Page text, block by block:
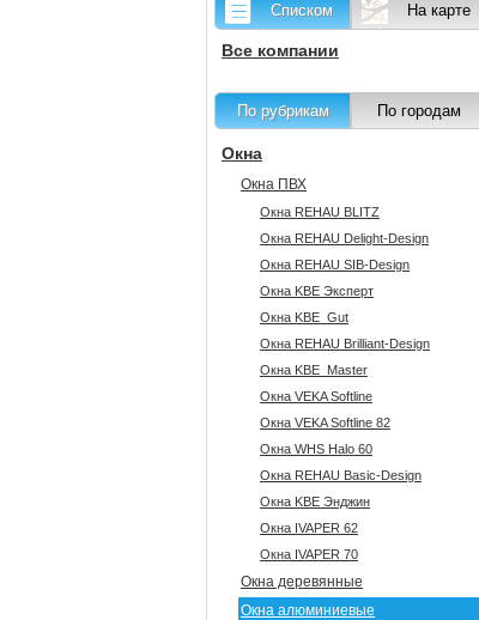
Списком На карте
Все компании
По рубрикам По городам
Окна
Окна ПВХ
Окна REHAU BLITZ
Окна REHAU Delight-Design
Окна REHAU SIB-Design
Окна KBE Эксперт
Окна KBE_Gut
Окна REHAU Brilliant-Design
Окна KBE_Master
Окна VEKA Softline
Окна VEKA Softline 82
Окна WHS Halo 60
Окна REHAU Basic-Design
Окна KBE Энджин
Окна IVAPER 62
Окна IVAPER 70
Окна деревянные
Окна алюминиевые